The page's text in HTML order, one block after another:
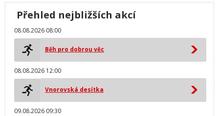
Přehled nejbližších akcí
08.08.2026 08:00
Běh pro dobrou věc
08.08.2026 12:00
Vnorovská desítka
09.08.2026 09:30